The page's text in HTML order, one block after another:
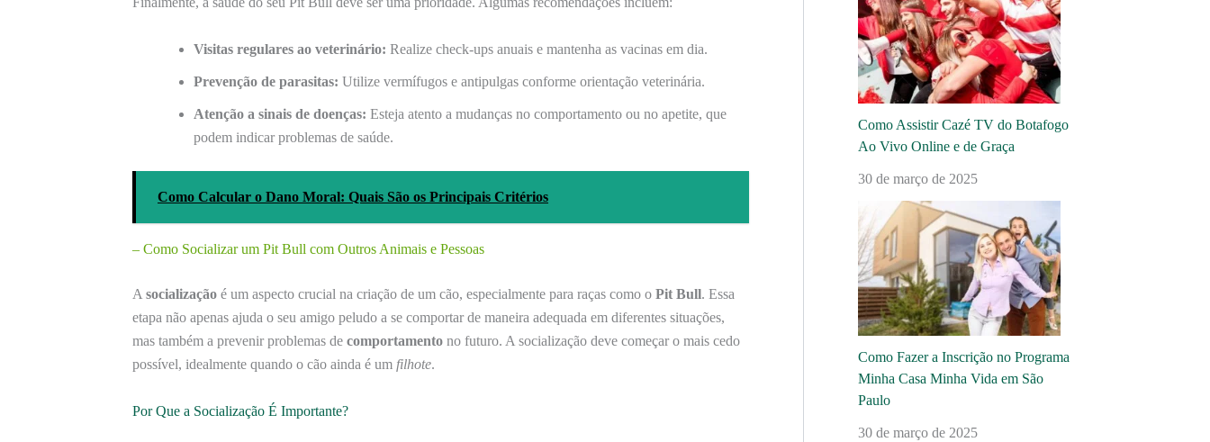
Visitas regulares ao veterinário: Realize check-ups anuais e mantenha as vacinas em dia.
Prevenção de parasitas: Utilize vermífugos e antipulgas conforme orientação veterinária.
Atenção a sinais de doenças: Esteja atento a mudanças no comportamento ou no apetite, que
podem indicar problemas de saúde.
Como Calcular o Dano Moral: Quais São os Principais Critérios
– Como Socializar um Pit Bull com Outros Animais e Pessoas
A socialização é um aspecto crucial na criação de um cão, especialmente para raças como o Pit Bull. Essa
etapa não apenas ajuda o seu amigo peludo a se comportar de maneira adequada em diferentes situações,
mas também a prevenir problemas de comportamento no futuro. A socialização deve começar o mais cedo
possível, idealmente quando o cão ainda é um filhote.
Por Que a Socialização É Importante?
Como Assistir Cazé TV do Botafogo
Ao Vivo Online e de Graça
30 de março de 2025
Como Fazer a Inscrição no Programa
Minha Casa Minha Vida em São
Paulo
30 de março de 2025